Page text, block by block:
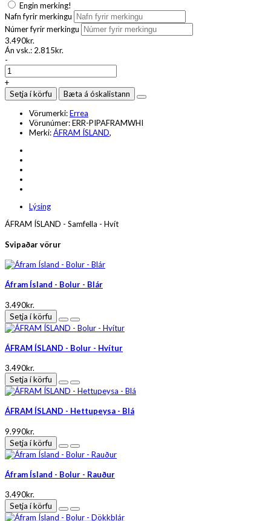
Engin merking!
Nafn fyrir merkingu
Númer fyrir merkingu
3.490kr.
Án vsk.: 2.815kr.
-
+
Setja í körfu
Bæta á óskalistann
Vörumerki:Errea
Vörunúmer:ERR-PIPAFRAMWHI
Merki:ÁFRAM ÍSLAND,
Lýsing
ÁFRAM ÍSLAND - Samfella - Hvít
Svipaðar vörur
Áfram Ísland - Bolur - Blár
3.490kr.
Setja í körfu
ÁFRAM ÍSLAND - Bolur - Hvítur
3.490kr.
Setja í körfu
ÁFRAM ÍSLAND - Hettupeysa - Blá
9.990kr.
Setja í körfu
Áfram Ísland - Bolur - Rauður
3.490kr.
Setja í körfu